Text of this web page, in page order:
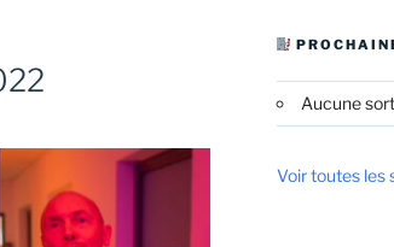
Aucune
Voir toutes les